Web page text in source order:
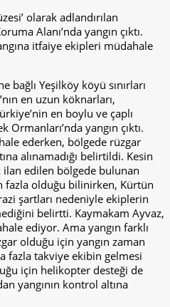
olarak adlandırılan
Alanı’nda yangın çıktı.
itfaiye ekipleri müdahale
bağlı Yeşilköy köyü sınırları
en uzun köknarları,
en boylu ve çaplı
yangın çıktı.
ederken, bölgede rüzgar
alınamadığı belirtildi. Kesin
ilan edilen bölgede bulunan
fazla olduğu bilinirken, Kürtün
şartları nedeniyle ekiplerin
belirtti. Kaymakam Ayvaz,
ediyor. Ama yangın farklı
olduğu için yangın zaman
fazla takviye ekibin gelmesi
için helikopter desteği de
yangının kontrol altına